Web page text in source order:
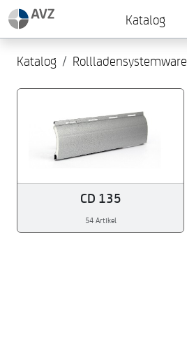
Katalog
Katalog Rollladensystemware
CD 135
54 Artikel